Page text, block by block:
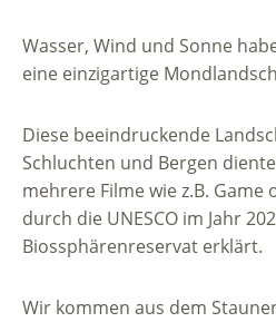
Wasser, Wind und Sonne
eine einzigartige
Diese beeindruckende
Schluchten und Bergen
mehrere Filme wie z.B.
durch die UNESCO im Jahr
Biossphärenreservat erklärt.
Wir kommen aus dem